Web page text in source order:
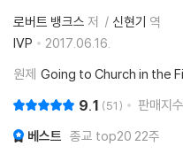
로버트 뱅크스 저 신현기 역
IVP
2017.06.16.
원제 Going to Church in the
9.1 51 판매지수
베스트 종교 top20 22주